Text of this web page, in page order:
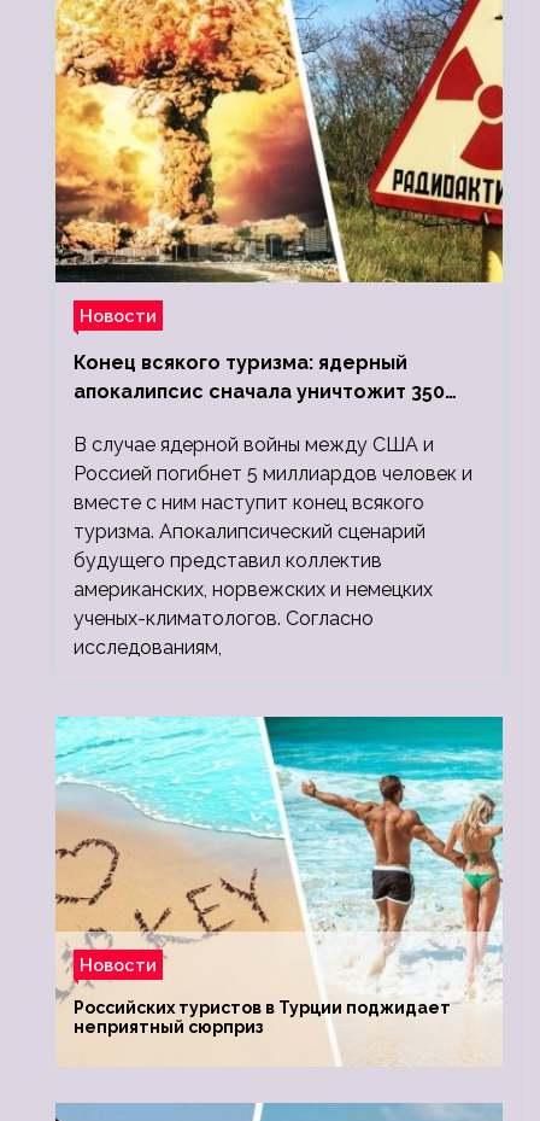
Новости
Конец всякого туризма: ядерный
апокалипсис сначала уничтожит 350
людей
В случае ядерной войны между США и
Россией погибнет 5 миллиардов человек и
вместе с ним наступит конец всякого
туризма. Апокалипсический сценарий
будущего представил коллектив
американских, норвежских и немецких
ученых-климатологов. Согласно
исследованиям,
Новости
Российских туристов в Турции поджидает
неприятный сюрприз